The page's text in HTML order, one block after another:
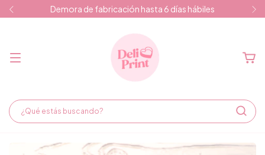
Demora de fabricación hasta 6 días hábiles